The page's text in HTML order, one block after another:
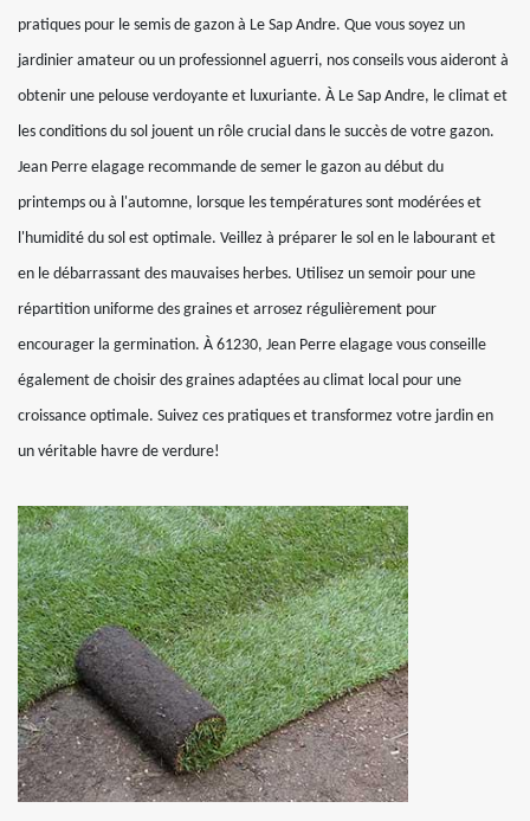
pratiques pour le semis de gazon à Le Sap Andre. Que vous soyez un
jardinier amateur ou un professionnel aguerri, nos conseils vous aideront à
obtenir une pelouse verdoyante et luxuriante. À Le Sap Andre, le climat et
les conditions du sol jouent un rôle crucial dans le succès de votre gazon.
Jean Perre elagage recommande de semer le gazon au début du
printemps ou à l'automne, lorsque les températures sont modérées et
l'humidité du sol est optimale. Veillez à préparer le sol en le labourant et
en le débarrassant des mauvaises herbes. Utilisez un semoir pour une
répartition uniforme des graines et arrosez régulièrement pour
encourager la germination. À 61230, Jean Perre elagage vous conseille
également de choisir des graines adaptées au climat local pour une
croissance optimale. Suivez ces pratiques et transformez votre jardin en
un véritable havre de verdure!